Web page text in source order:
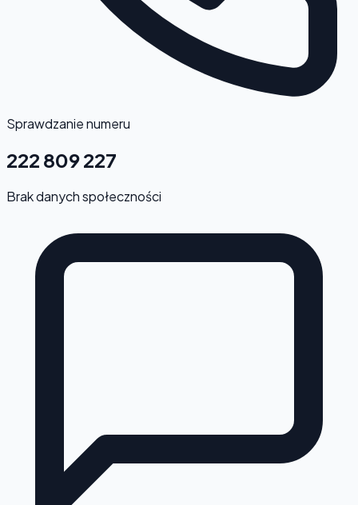
Sprawdzanie numeru
222 809 227
Brak danych społeczności